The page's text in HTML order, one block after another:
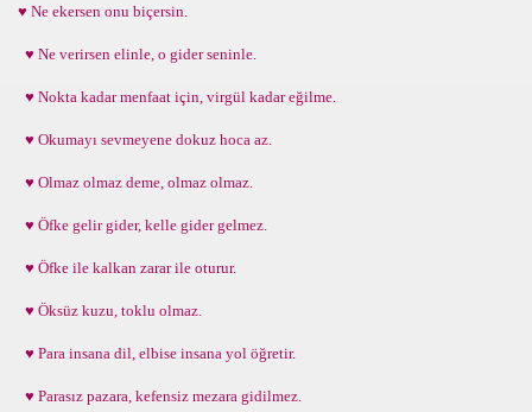
♥ Ne ekersen onu biçersin.
♥ Ne verirsen elinle, o gider seninle.
♥ Nokta kadar menfaat için, virgül kadar eğilme.
♥ Okumayı sevmeyene dokuz hoca az.
♥ Olmaz olmaz deme, olmaz olmaz.
♥ Öfke gelir gider, kelle gider gelmez.
♥ Öfke ile kalkan zarar ile oturur.
♥ Öksüz kuzu, toklu olmaz.
♥ Para insana dil, elbise insana yol öğretir.
♥ Parasız pazara, kefensiz mezara gidilmez.